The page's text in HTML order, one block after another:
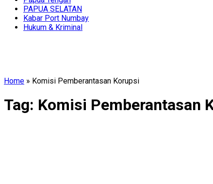
PAPUA SELATAN
Kabar Port Numbay
Hukum & Kriminal
Home » Komisi Pemberantasan Korupsi
Tag: Komisi Pemberantasan